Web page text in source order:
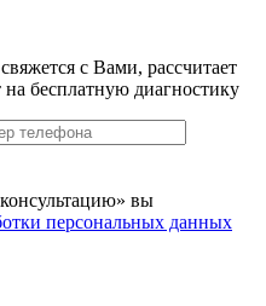
с Вами, расcчитает
бесплатную диагностику
вы
персональных данных